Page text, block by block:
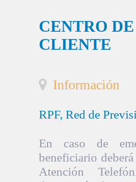
CENTRO
CLIENTE
Información
RPF, Red de
En caso de
beneficiario
Atención